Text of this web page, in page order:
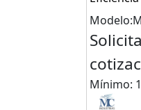
Mínimo: 1